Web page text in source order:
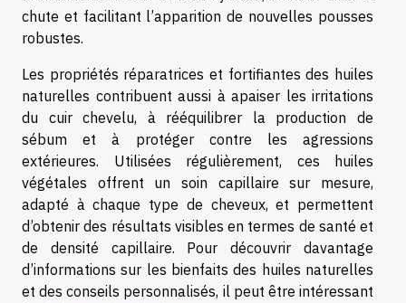
chute et facilitant l’apparition de nouvelles pousses
robustes.
Les propriétés réparatrices et fortifiantes des huiles
naturelles contribuent aussi à apaiser les irritations
du cuir chevelu, à rééquilibrer la production de
sébum et à protéger contre les agressions
extérieures. Utilisées régulièrement, ces huiles
végétales offrent un soin capillaire sur mesure,
adapté à chaque type de cheveux, et permettent
d’obtenir des résultats visibles en termes de santé et
de densité capillaire. Pour découvrir davantage
d’informations sur les bienfaits des huiles naturelles
et des conseils personnalisés, il peut être intéressant